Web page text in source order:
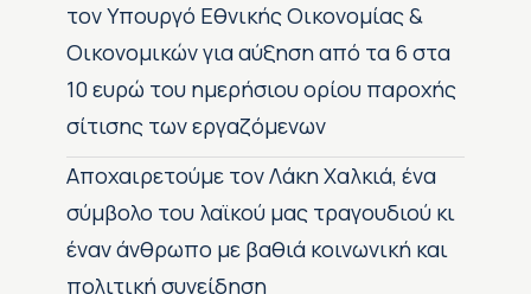
τον Υπουργό Εθνικής Οικονομίας &
Οικονομικών για αύξηση από τα 6 στα
10 ευρώ του ημερήσιου ορίου παροχής
σίτισης των εργαζόμενων
Αποχαιρετούμε τον Λάκη Χαλκιά, ένα
σύμβολο του λαϊκού μας τραγουδιού κι
έναν άνθρωπο με βαθιά κοινωνική και
πολιτική συνείδηση